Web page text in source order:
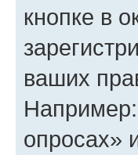
кнопке в
ваших
опросах»